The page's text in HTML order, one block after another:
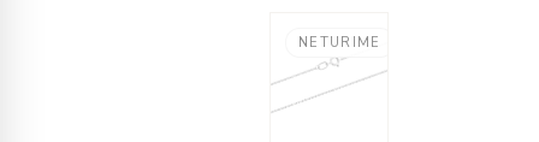
NETURIME